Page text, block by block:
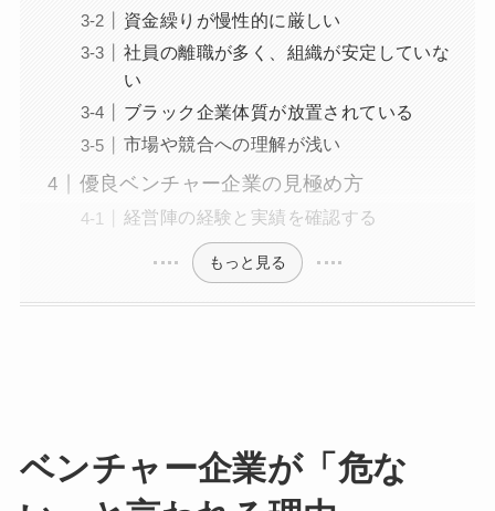
資金繰りが慢性的に厳しい
社員の離職が多く、組織が安定していな
い
ブラック企業体質が放置されている
市場や競合への理解が浅い
優良ベンチャー企業の見極め方
経営陣の経験と実績を確認する
もっと見る
ベンチャー企業が「危な